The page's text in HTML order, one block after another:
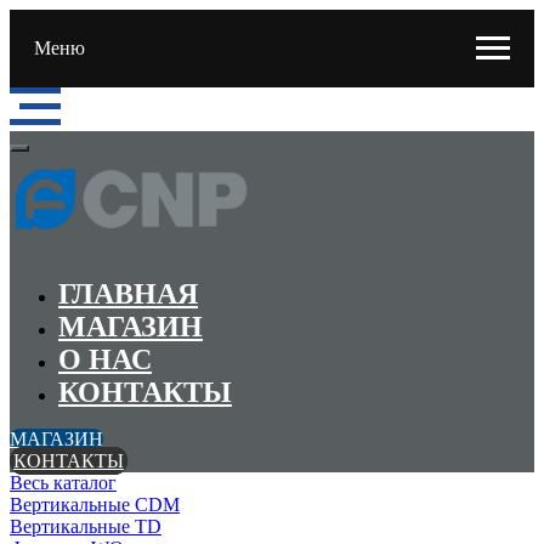
Меню
ГЛАВНАЯ
МАГАЗИН
О НАС
КОНТАКТЫ
МАГАЗИН
КОНТАКТЫ
Весь каталог
Вертикальные CDM
Вертикальные TD